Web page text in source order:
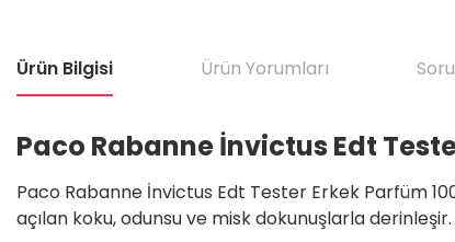
Ürün Bilgisi Ürün Yorumları
Paco Rabanne İnvictus Edt
Paco Rabanne İnvictus Edt Tester Erkek Parfüm
açılan koku, odunsu ve misk dokunuşlarla derinleşir.